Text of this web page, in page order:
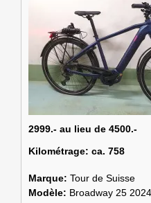
2999.- au lieu de 4500.-
Kilométrage: ca. 758
Marque: Tour de Suisse
Modèle: Broadway 25 2024